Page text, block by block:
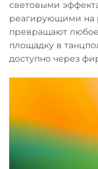
световыми
реагирующими на
превращают
площадку в
доступно через